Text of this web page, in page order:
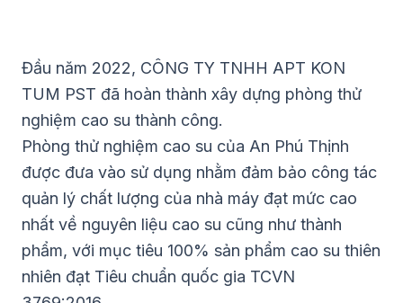
Đầu năm 2022, CÔNG TY TNHH APT KON
TUM PST đã hoàn thành xây dựng phòng thử
nghiệm cao su thành công.
Phòng thử nghiệm cao su của An Phú Thịnh
được đưa vào sử dụng nhằm đảm bảo công tác
quản lý chất lượng của nhà máy đạt mức cao
nhất về nguyên liệu cao su cũng như thành
phẩm, với mục tiêu 100% sản phẩm cao su thiên
nhiên đạt Tiêu chuẩn quốc gia TCVN